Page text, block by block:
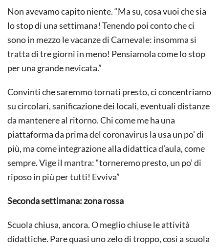
Non avevamo capito niente. “Ma su, cosa vuoi che sia
lo stop di una settimana! Tenendo poi conto che ci
sono in mezzo le vacanze di Carnevale: insomma si
tratta di tre giorni in meno! Pensiamola come lo stop
per una grande nevicata.”
Convinti che saremmo tornati presto, ci concentriamo
su circolari, sanificazione dei locali, eventuali distanze
da mantenere al ritorno. Chi come me ha una
piattaforma da prima del coronavirus la usa un po’ di
più, ma come integrazione alla didattica d’aula, come
sempre. Vige il mantra: “torneremo presto, un po’ di
riposo in più per tutti! Evviva”
Seconda settimana: zona rossa
Scuola chiusa, ancora. O meglio chiuse le attività
didattiche. Pare quasi uno zelo di troppo, così a scuola